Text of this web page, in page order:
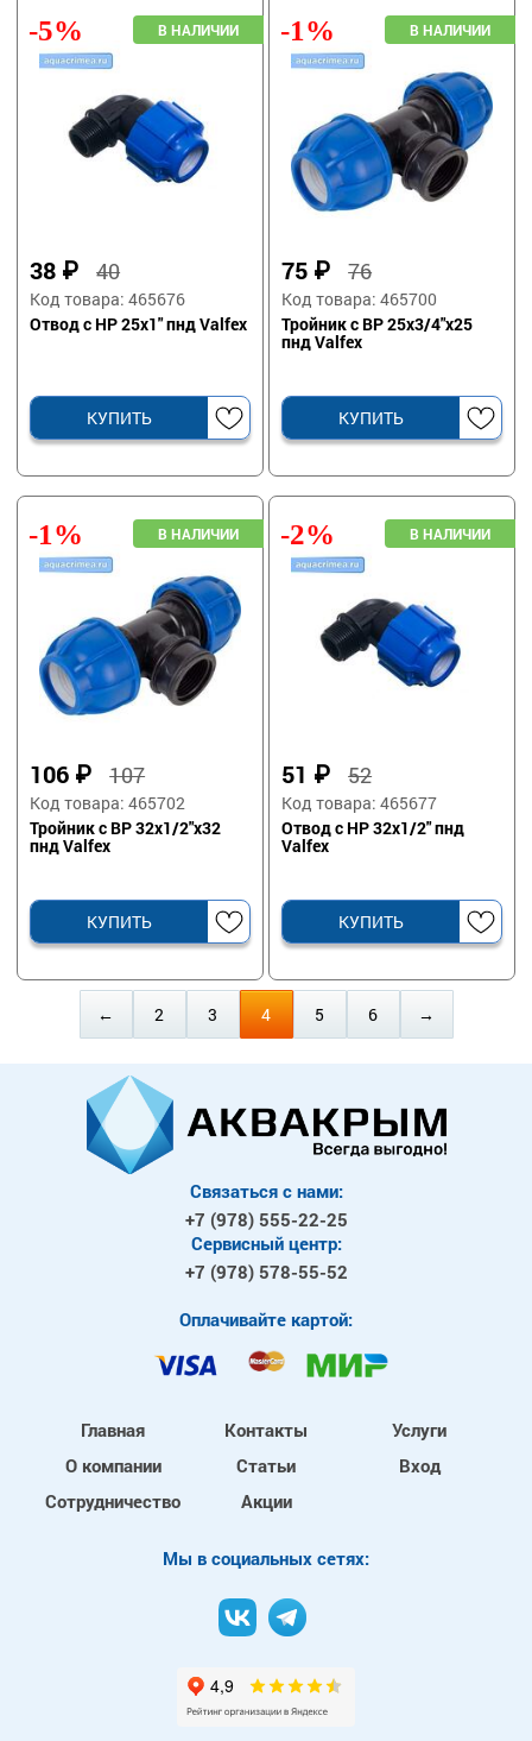
38 ₽40
Код товара: 465676
Отвод с НР 25х1" пнд Valfex
КУПИТЬ
-5%
75 ₽76
Код товара: 465700
Тройник с ВР 25х3/4"х25
пнд Valfex
КУПИТЬ
-1%
106 ₽107
Код товара: 465702
Тройник с ВР 32х1/2"х32
пнд Valfex
КУПИТЬ
-1%
51 ₽52
Код товара: 465677
Отвод с НР 32х1/2" пнд
Valfex
КУПИТЬ
-2%
← 2 3 4 5 6 →
Связаться с нами:
+7 (978) 555-22-25
Сервисный центр:
+7 (978) 578-55-52
Оплачивайте картой:
Главная
О компании
Сотрудничество
Контакты
Статьи
Акции
Услуги
Вход
Mы в социальных сетях: